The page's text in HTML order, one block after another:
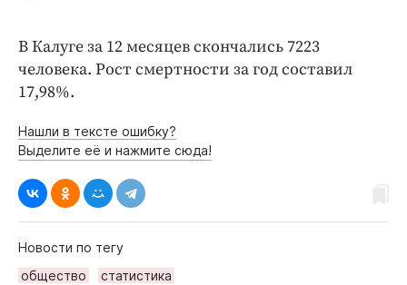
В Калуге за 12 месяцев скончались 7223
человека. Рост смертности за год составил
17,98%.
Нашли в тексте ошибку?
Выделите её и нажмите сюда!
Новости по тегу
общество
статистика